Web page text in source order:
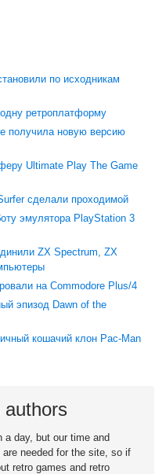
по исходникам
ретроплатформу
получила новую версию
Ultimate Play The Game
сделали проходимой
эмулятора PlayStation 3
ZX Spectrum, ZX
на Commodore Plus/4
эпизод Dawn of the
кошачий клон Pac-Man
authors
a day, but our time and
needed for the site, so if
retro games and retro